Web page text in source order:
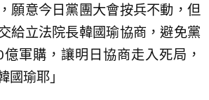
願意今日黨團大會按兵不動，但
給立法院長韓國瑜協商，避免黨
軍購，讓明日協商走入死局，
國瑜耶」